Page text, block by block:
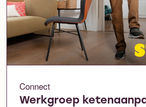
Connect
Werkgroep